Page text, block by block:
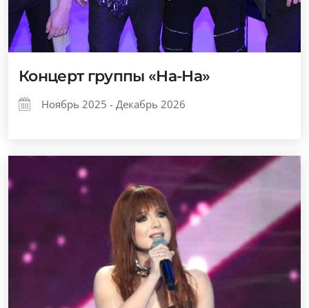
Концерт группы «На-На»
Ноябрь 2025 - Декабрь 2026